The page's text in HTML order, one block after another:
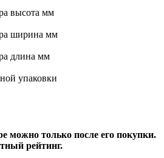
высота мм
ширина мм
длина мм
упаковки
можно только после его покупки.
рейтинг.